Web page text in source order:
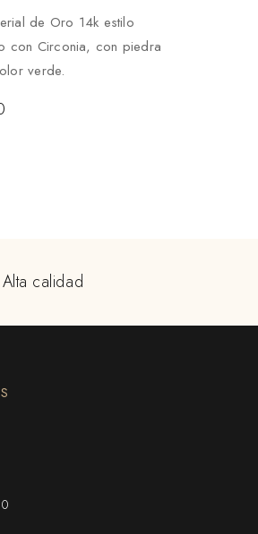
de Oro 14k estilo
con Circonia, con piedra
verde.
Alta calidad